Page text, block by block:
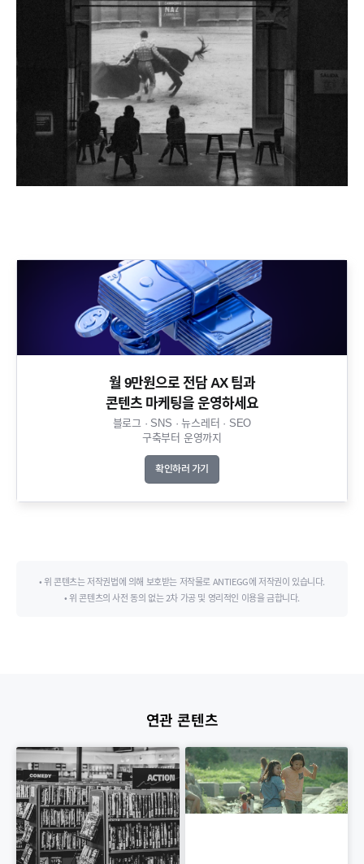
월 9만원으로 전담 AX 팀과
콘텐츠 마케팅을 운영하세요​
블로그 · SNS · 뉴스레터 · SEO
구축부터 운영까지​
확인하러 가기
• 위 콘텐츠는 저작권법에 의해 보호받는 저작물로 ANTIEGG에 저작권이 있습니다.
• 위 콘텐츠의 사전 동의 없는 2차 가공 및 영리적인 이용을 금합니다.
연관 콘텐츠